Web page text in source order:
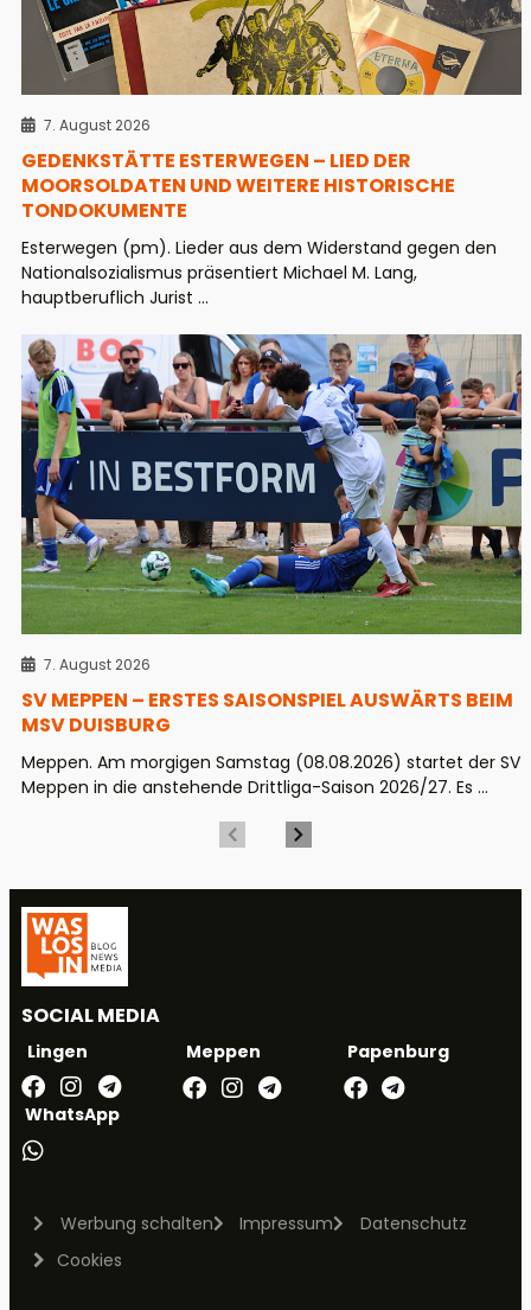
7. August 2026
GEDENKSTÄTTE ESTERWEGEN – LIED DER
MOORSOLDATEN UND WEITERE HISTORISCHE
TONDOKUMENTE
Esterwegen (pm). Lieder aus dem Widerstand gegen den
Nationalsozialismus präsentiert Michael M. Lang,
hauptberuflich Jurist ...
7. August 2026
SV MEPPEN – ERSTES SAISONSPIEL AUSWÄRTS BEIM
MSV DUISBURG
Meppen. Am morgigen Samstag (08.08.2026) startet der SV
Meppen in die anstehende Drittliga-Saison 2026/27. Es ...
SOCIAL MEDIA
Lingen Meppen Papenburg
WhatsApp
Werbung schalten Impressum
Datenschutz
Cookies